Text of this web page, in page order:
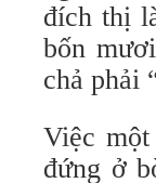
đích thị
bốn
chả phải
Việc
đứng ở